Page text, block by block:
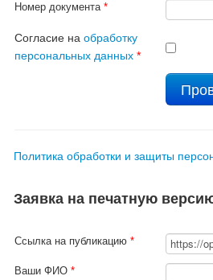
Номер документа*
Согласие наобработку
персональных данных *
Политика обработки и защиты
Заявка на печатную
Ссылка на публикацию*
Ваши ФИО*